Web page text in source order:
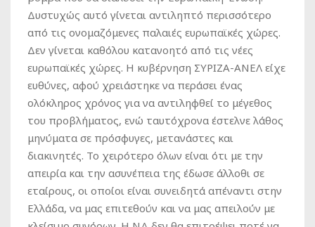
Δυστυχώς αυτό γίνεται αντιληπτό περισσότερο
από τις ονομαζόμενες παλαιές ευρωπαϊκές χώρες.
Δεν γίνεται καθόλου κατανοητό από τις νέες
ευρωπαϊκές χώρες. Η κυβέρνηση ΣΥΡΙΖΑ-ΑΝΕΛ είχε
ευθύνες, αφού χρειάστηκε να περάσει ένας
ολόκληρος χρόνος για να αντιληφθεί το μέγεθος
του προβλήματος, ενώ ταυτόχρονα έστελνε λάθος
μηνύματα σε πρόσφυγες, μετανάστες και
διακινητές. Το χειρότερο όλων είναι ότι με την
απειρία και την ασυνέπεια της έδωσε άλλοθι σε
εταίρους, οι οποίοι είναι συνειδητά απέναντι στην
Ελλάδα, να μας επιτεθούν και να μας απειλούν με